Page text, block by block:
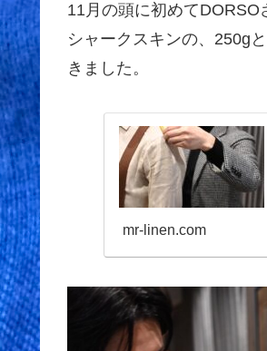
11月の頭に初めてDORSO
シャークスキンの、250g
きました。
mr-linen.com